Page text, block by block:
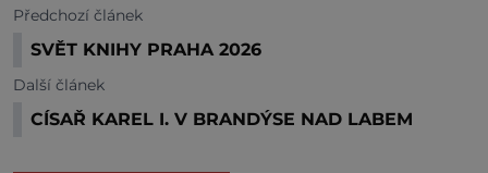
Předchozí článek
SVĚT KNIHY PRAHA 2026
Další článek
CÍSAŘ KAREL I. V BRANDÝSE NAD LABEM